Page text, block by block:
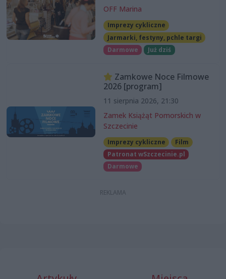
OFF Marina
Imprezy cykliczne
Jarmarki, festyny, pchle targi
Darmowe
Już dziś
Zamkowe Noce Filmowe
2026 [program]
11 sierpnia 2026, 21:30
Zamek Książąt Pomorskich w
Szczecinie
Imprezy cykliczne
Film
Patronat wSzczecinie.pl
Darmowe